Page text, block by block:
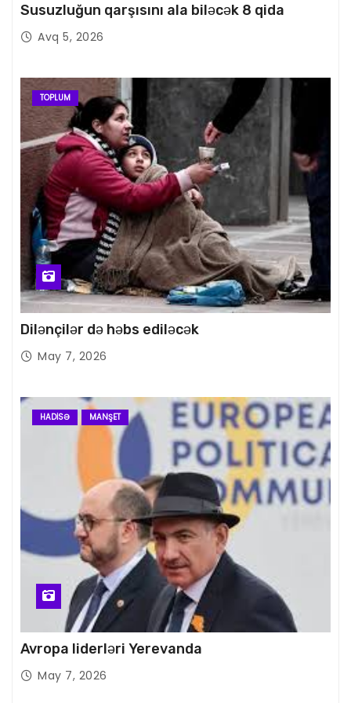
Susuzluğun qarşısını ala biləcək 8 qida
Avq 5, 2026
TOPLUM
Dilənçilər də həbs ediləcək
May 7, 2026
HADISƏ MANŞET
Avropa liderləri Yerevanda
May 7, 2026